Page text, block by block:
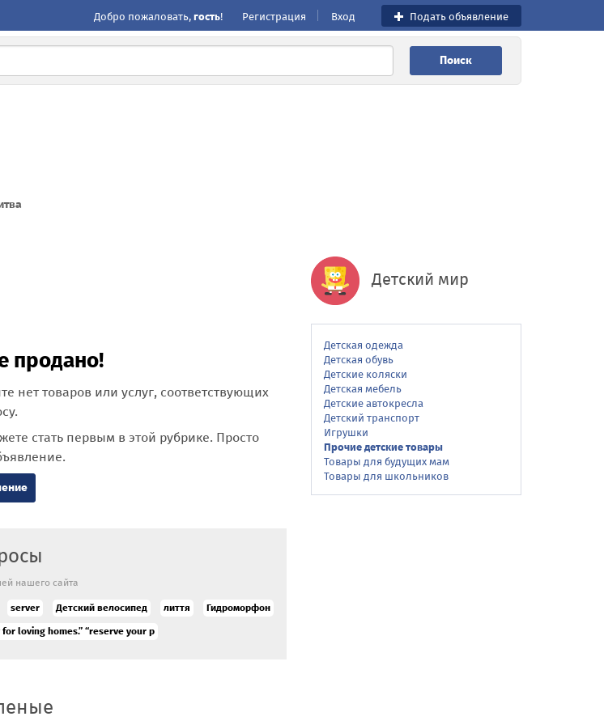
Добро пожаловать, гость! Регистрация Вход Подать объявление
Поиск
продано!
нет товаров или услуг, соответствующих
стать первым в этой рубрике. Просто
нашего сайта
server Детский велосипед лиття Гидроморфон
loving homes.” “reserve your p
Детский мир
Детская одежда
Детская обувь
Детские коляски
Детская мебель
Детские автокресла
Детский транспорт
Игрушки
Прочие детские товары
Товары для будущих мам
Товары для школьников